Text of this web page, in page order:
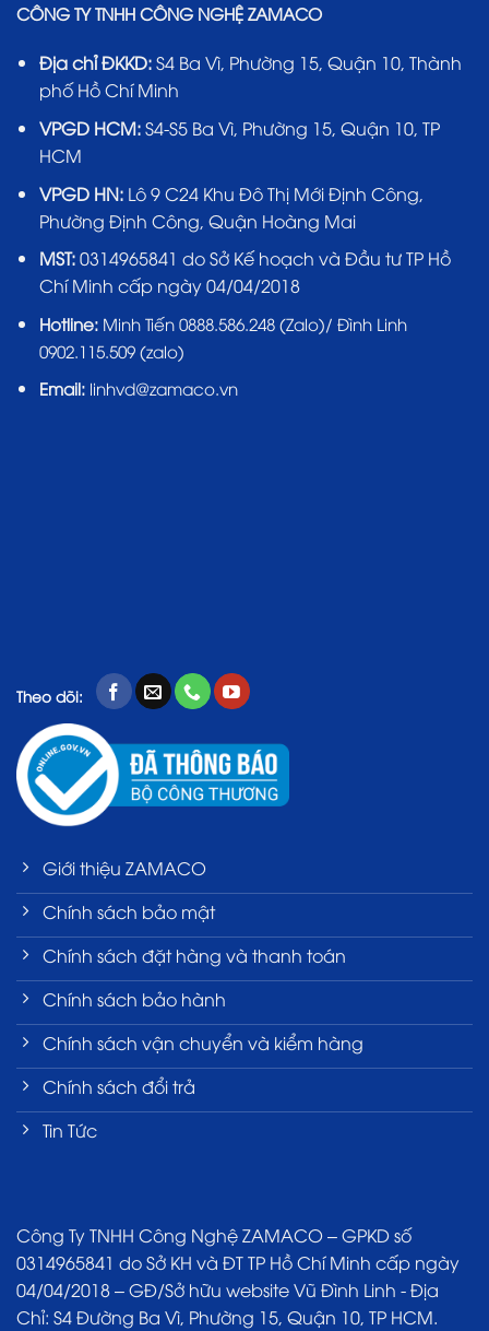
CÔNG TY TNHH CÔNG NGHỆ ZAMACO
Địa chỉ ĐKKD:S4 Ba Vì, Phường 15, Quận 10, Thành
phố Hồ Chí Minh
VPGD HCM:S4-S5 Ba Vì, Phường 15, Quận 10, TP
HCM
VPGD HN:Lô 9 C24 Khu Đô Thị Mới Định Công,
Phường Định Công, Quận Hoàng Mai
MST:0314965841 do Sở Kế hoạch và Đầu tư TP Hồ
Chí Minh cấp ngày 04/04/2018
Hotline: Minh Tiến 0888.586.248 (Zalo)/ Đình Linh
0902.115.509 (zalo)
Email:linhvd@zamaco.vn
Theo dõi:
Giới thiệu ZAMACO
Chính sách bảo mật
Chính sách đặt hàng và thanh toán
Chính sách bảo hành
Chính sách vận chuyển và kiểm hàng
Chính sách đổi trả
Tin Tức
Công Ty TNHH Công Nghệ ZAMACO – GPKD số
0314965841 do Sở KH và ĐT TP Hồ Chí Minh cấp ngày
04/04/2018 – GĐ/Sở hữu website Vũ Đình Linh - Địa
Chỉ: S4 Đường Ba Vì, Phường 15, Quận 10, TP HCM.